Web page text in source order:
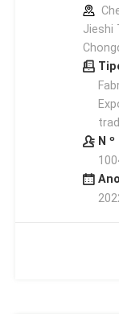
Jieshi
N